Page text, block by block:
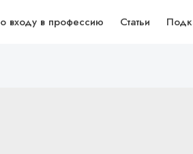
входу в профессию Статьи